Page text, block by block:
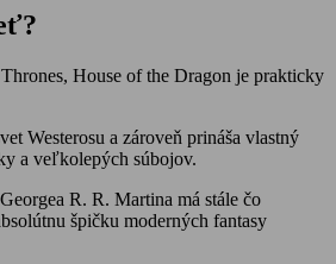
House of the Dragon je prakticky
Westerosu a zároveň prináša vlastný
a veľkolepých súbojov.
R. R. Martina má stále čo
špičku moderných fantasy